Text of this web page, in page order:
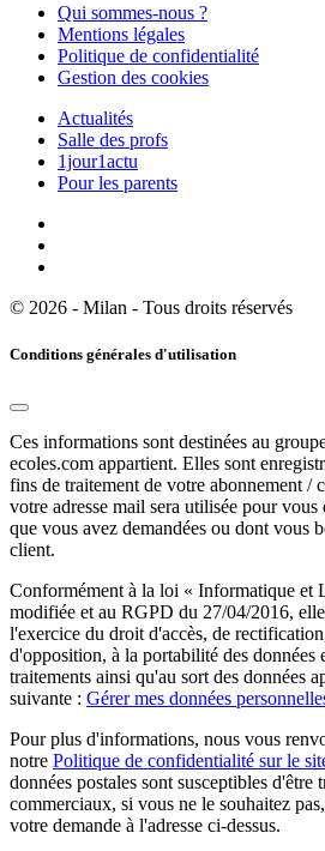
Qui sommes-nous ?
Mentions légales
Politique de confidentialité
Gestion des cookies
Actualités
Salle des profs
1jour1actu
Pour les parents
© 2026 - Milan - Tous droits réservés
Conditions générales d'utilisation
Ces informations sont destinées au
ecoles.com appartient. Elles sont
fins de traitement de votre abonnement /
votre adresse mail sera utilisée pour
que vous avez demandées ou dont vous
client.
Conformément à la loi « Informatique et
modifiée et au RGPD du 27/04/2016,
l'exercice du droit d'accès, de
d'opposition, à la portabilité des données
traitements ainsi qu'au sort des données
suivante : Gérer mes données
Pour plus d'informations, nous vous
notre Politique de confidentialité sur le
données postales sont susceptibles d'être
commerciaux, si vous ne le souhaitez
votre demande à l'adresse ci-dessus.